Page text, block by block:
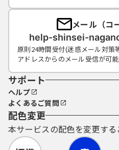
メール（コ
help-shinsei-
原則24時間受付(迷惑メール対策
アドレスからのメール受信が可
サポート
ヘルプ
よくあるご質問
配色変更
本サービスの配色を変更する